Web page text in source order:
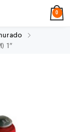
0
1″